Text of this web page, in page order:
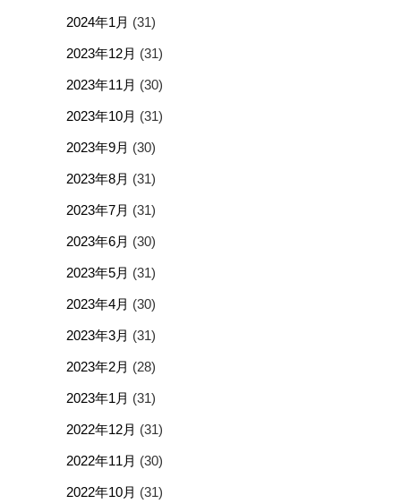
2024年1月 (31)
2023年12月 (31)
2023年11月 (30)
2023年10月 (31)
2023年9月 (30)
2023年8月 (31)
2023年7月 (31)
2023年6月 (30)
2023年5月 (31)
2023年4月 (30)
2023年3月 (31)
2023年2月 (28)
2023年1月 (31)
2022年12月 (31)
2022年11月 (30)
2022年10月 (31)